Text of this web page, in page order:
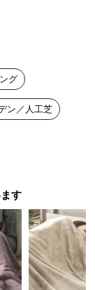
手く使えてい
グ
ン／人工芝
す